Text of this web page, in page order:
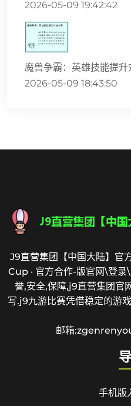
2026-05-09 19:42:42
魔兽争霸：英雄技能提升
2026-05-09 18:43:50
J9直营集团【中国大陆】官
Cup · 官方合作-版官网\登
誉,安全,保障,j9直营集团官
写.j9九游比赛凭借稳定的游
邮箱
手机版